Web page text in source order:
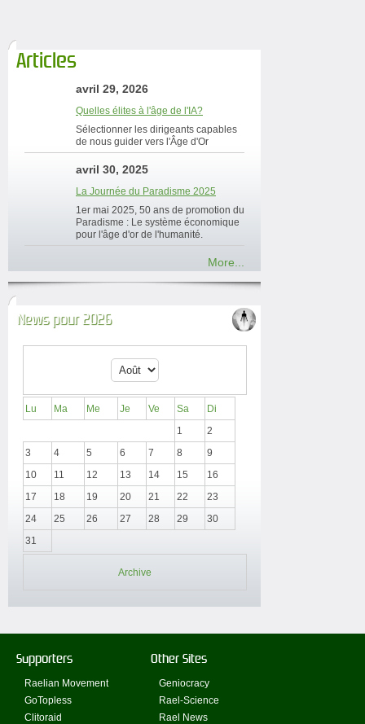
Articles
avril 29, 2026
Quelles élites à l'âge de l'IA?
Sélectionner les dirigeants capables
de nous guider vers l'Âge d'Or
avril 30, 2025
La Journée du Paradisme 2025
1er mai 2025, 50 ans de promotion du
Paradisme : Le système économique
pour l'âge d'or de l'humanité.
More...
News pour 2026
Lu Ma Me Je Ve Sa
Di
1
2
3
4 5 6 7 8
9
10
11 12 13 14 15
16
17
18 19 20 21 22
23
24
25 26 27 28 29
30
31
Archive
Supporters
Raelian Movement
GoTopless
Clitoraid
Other Sites
Geniocracy
Rael-Science
Rael News